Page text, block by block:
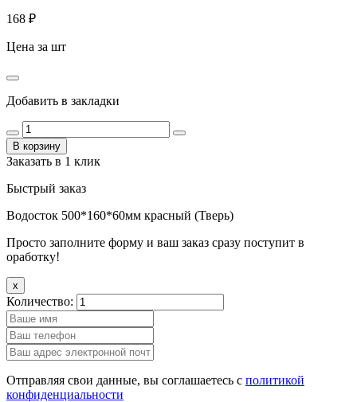
168 ₽
Цена за шт
Добавить в закладки
В корзину
Заказать в 1 клик
Быстрый заказ
Водосток 500*160*60мм красный (Тверь)
Просто заполните форму и ваш заказ сразу поступит в
оработку!
x
Количество:
Отправляя свои данные, вы соглашаетесь с политикой
конфиденциальности